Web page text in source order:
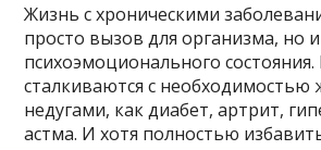
Жизнь с хроническими
просто вызов для организма, но
психоэмоционального
сталкиваются с необходимостью
недугами, как диабет, артрит,
астма. И хотя полностью